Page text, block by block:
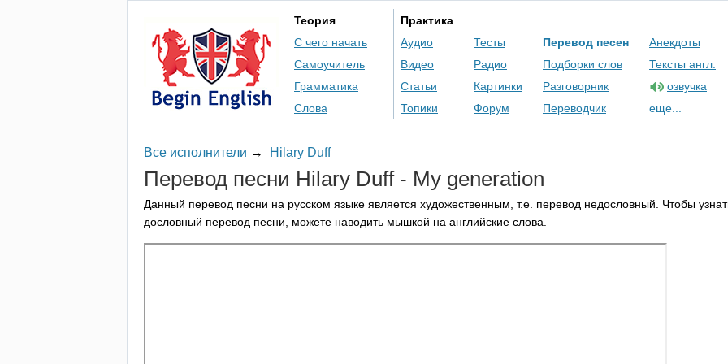
Теория
С чего начать
Самоучитель
Грамматика
Слова
Практика
Аудио
Видео
Статьи
Топики
Тесты
Радио
Картинки
Форум
Перевод песен
Подборки слов
Разговорник
Переводчик
Анекдоты
Тексты англ.
озвучка
еще...
Все исполнители → Hilary Duff
Перевод песни Hilary Duff- My generation
Данный перевод песни на русском языке является художественным, т.е. перевод недословный. Чтобы
дословный перевод песни, можете наводить мышкой на английские слова.